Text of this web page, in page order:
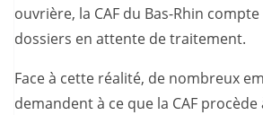
ouvrière, la CAF du Bas-Rhin
dossiers en attente de traitement.
Face à cette réalité, de nombreux
demandent à ce que la CAF